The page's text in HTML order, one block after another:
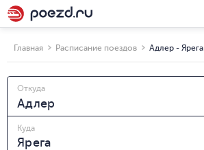
Главная Расписание поездов Адлер - Ярега
Откуда
Куда